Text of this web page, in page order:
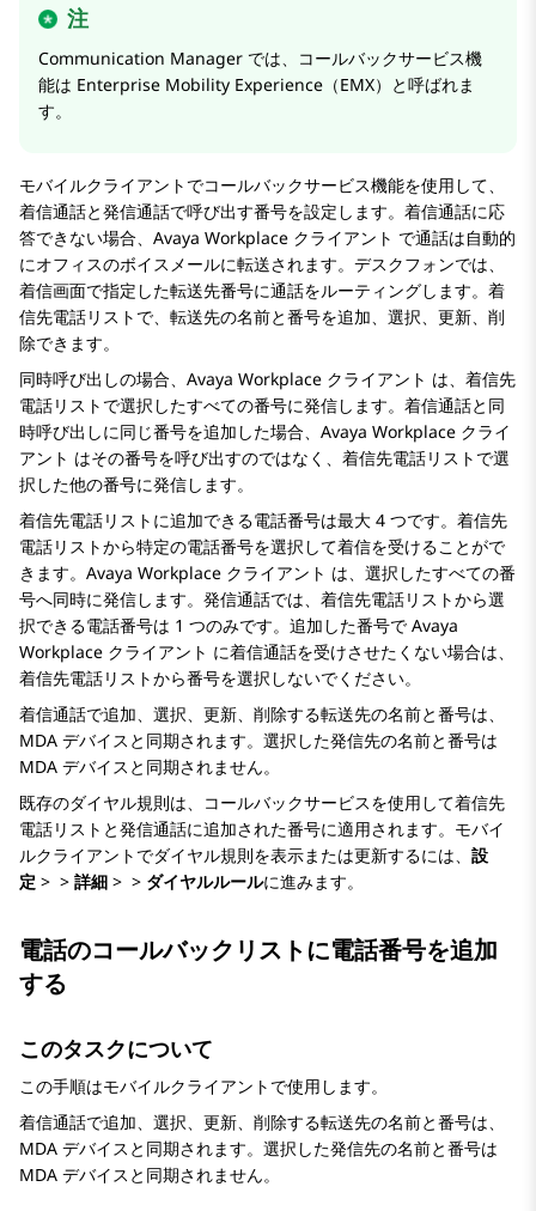
注
Communication Manager では、コールバックサービス機
能は Enterprise Mobility Experience（EMX）と呼ばれま
す。
モバイルクライアントでコールバックサービス機能を使用して、
着信通話と発信通話で呼び出す番号を設定します。着信通話に応
答できない場合、 Avaya Workplace クライアント で通話は自動的
にオフィスのボイスメールに転送されます。デスクフォンでは、
着信画面で指定した転送先番号に通話をルーティングします。着
信先電話リストで、転送先の名前と番号を追加、選択、更新、削
除できます。
同時呼び出しの場合、 Avaya Workplace クライアント は、着信先
電話リストで選択したすべての番号に発信します。着信通話と同
時呼び出しに同じ番号を追加した場合、 Avaya Workplace クライ
アント はその番号を呼び出すのではなく、着信先電話リストで選
択した他の番号に発信します。
着信先電話リストに追加できる電話番号は最大 4 つです。着信先
電話リストから特定の電話番号を選択して着信を受けることがで
きます。 Avaya Workplace クライアント は、選択したすべての番
号へ同時に発信します。発信通話では、着信先電話リストから選
択できる電話番号は 1 つのみです。追加した番号で Avaya
Workplace クライアント に着信通話を受けさせたくない場合は、
着信先電話リストから番号を選択しないでください。
着信通話で追加、選択、更新、削除する転送先の名前と番号は、
MDA デバイスと同期されます。選択した発信先の名前と番号は
MDA デバイスと同期されません。
既存のダイヤル規則は、コールバックサービスを使用して着信先
電話リストと発信通話に追加された番号に適用されます。モバイ
ルクライアントでダイヤル規則を表示または更新するには、 設
定 > > 詳細 > > ダイヤルルールに進みます。
電話のコールバックリストに電話番号を追加
する
このタスクについて
この手順はモバイルクライアントで使用します。
着信通話で追加、選択、更新、削除する転送先の名前と番号は、
MDA デバイスと同期されます。選択した発信先の名前と番号は
MDA デバイスと同期されません。